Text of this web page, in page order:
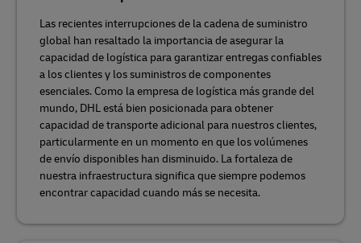
Las recientes interrupciones de la cadena de suministro
global han resaltado la importancia de asegurar la
capacidad de logística para garantizar entregas confiables
a los clientes y los suministros de componentes
esenciales. Como la empresa de logística más grande del
mundo, DHL está bien posicionada para obtener
capacidad de transporte adicional para nuestros clientes,
particularmente en un momento en que los volúmenes
de envío disponibles han disminuido. La fortaleza de
nuestra infraestructura significa que siempre podemos
encontrar capacidad cuando más se necesita.